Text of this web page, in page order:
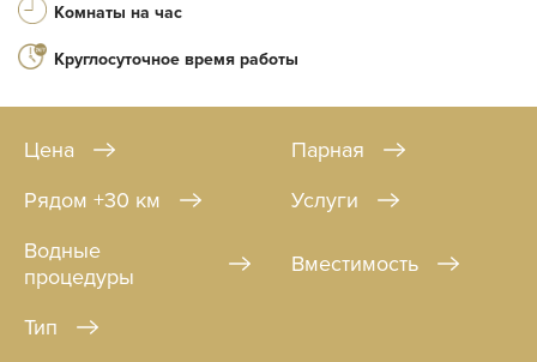
Комнаты на час
Круглосуточное время работы
Цена
Парная
Рядом +30 км
Услуги
Водные
процедуры
Вместимость
Тип